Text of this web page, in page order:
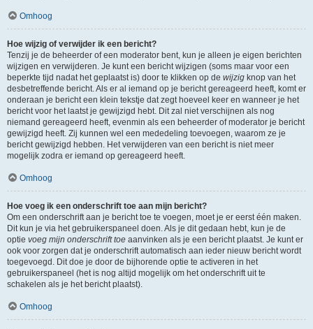
Omhoog
Hoe wijzig of verwijder ik een bericht?
Tenzij je de beheerder of een moderator bent, kun je alleen je eigen berichten
wijzigen en verwijderen. Je kunt een bericht wijzigen (soms maar voor een
beperkte tijd nadat het geplaatst is) door te klikken op de wijzig knop van het
desbetreffende bericht. Als er al iemand op je bericht gereageerd heeft, komt er
onderaan je bericht een klein tekstje dat zegt hoeveel keer en wanneer je het
bericht voor het laatst je gewijzigd hebt. Dit zal niet verschijnen als nog
niemand gereageerd heeft, evenmin als een beheerder of moderator je bericht
gewijzigd heeft. Zij kunnen wel een mededeling toevoegen, waarom ze je
bericht gewijzigd hebben. Het verwijderen van een bericht is niet meer
mogelijk zodra er iemand op gereageerd heeft.
Omhoog
Hoe voeg ik een onderschrift toe aan mijn bericht?
Om een onderschrift aan je bericht toe te voegen, moet je er eerst één maken.
Dit kun je via het gebruikerspaneel doen. Als je dit gedaan hebt, kun je de
optie voeg mijn onderschrift toe aanvinken als je een bericht plaatst. Je kunt er
ook voor zorgen dat je onderschrift automatisch aan ieder nieuw bericht wordt
toegevoegd. Dit doe je door de bijhorende optie te activeren in het
gebruikerspaneel (het is nog altijd mogelijk om het onderschrift uit te
schakelen als je het bericht plaatst).
Omhoog